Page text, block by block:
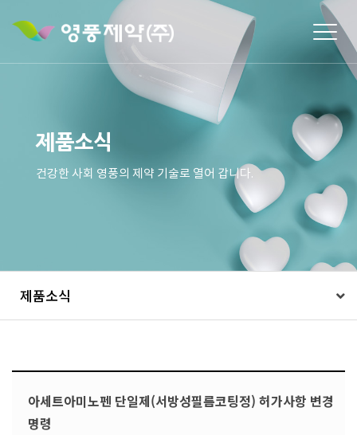
제품소식
건강한 사회 영풍의 제약 기술로 열어 갑니다.
제품소식
아세트아미노펜 단일제(서방성필름코팅정) 허가사항 변경
명령